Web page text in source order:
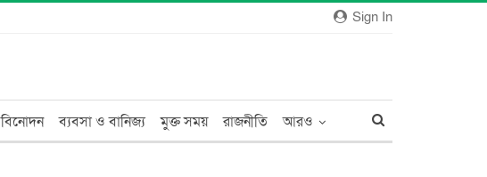
Sign In
বিনোদন ব্যবসা ও বানিজ্য মুক্ত সময় রাজনীতি আরও